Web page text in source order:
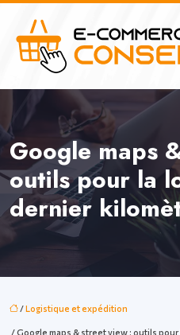
Google maps
outils pour la
dernier
/Logistique et expédition
/ Google maps & street view : outils